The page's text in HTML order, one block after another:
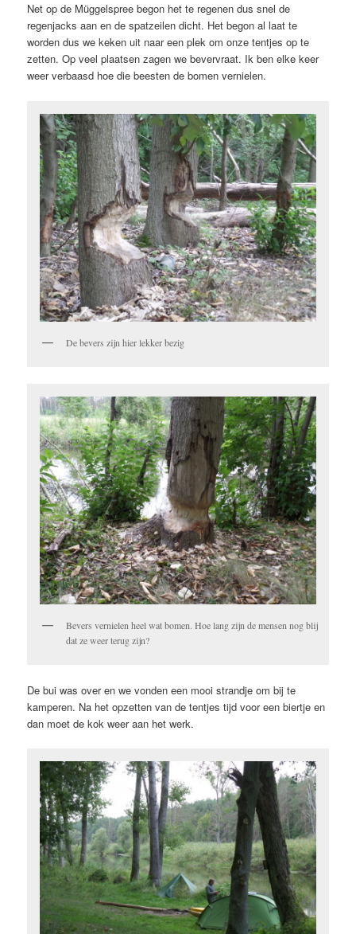
Net op de Müggelspree begon het te regenen dus snel de
regenjacks aan en de spatzeilen dicht. Het begon al laat te
worden dus we keken uit naar een plek om onze tentjes op te
zetten. Op veel plaatsen zagen we bevervraat. Ik ben elke keer
weer verbaasd hoe die beesten de bomen vernielen.
De bevers zijn hier lekker bezig
Bevers vernielen heel wat bomen. Hoe lang zijn de mensen nog blij
dat ze weer terug zijn?
De bui was over en we vonden een mooi strandje om bij te
kamperen. Na het opzetten van de tentjes tijd voor een biertje en
dan moet de kok weer aan het werk.